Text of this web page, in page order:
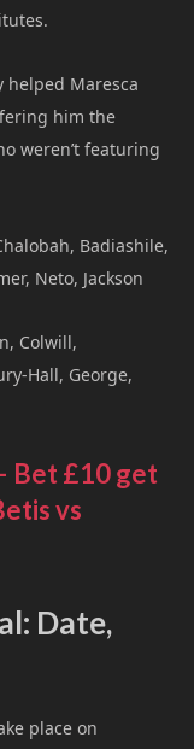
helped Maresca
him the
weren’t featuring
Badiashile,
Neto, Jackson
Colwill,
Hall, George,
Bet £10 get
vs
Date,
place on